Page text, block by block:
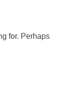
for. Perhaps